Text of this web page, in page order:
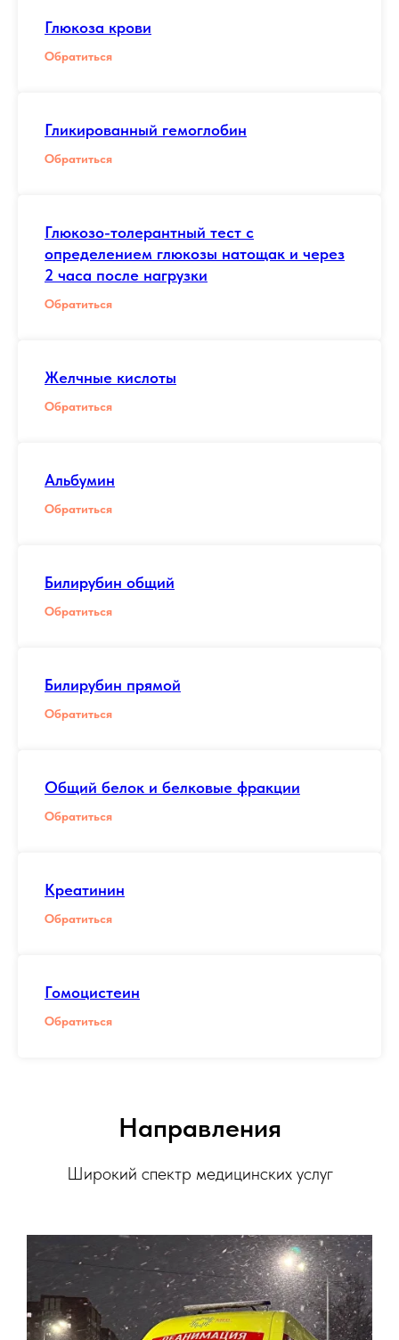
Глюкоза крови
Обратиться
Гликированный гемоглобин
Обратиться
Глюкозо-толерантный тест с
определением глюкозы натощак и через
2 часа после нагрузки
Обратиться
Желчные кислоты
Обратиться
Альбумин
Обратиться
Билирубин общий
Обратиться
Билирубин прямой
Обратиться
Общий белок и белковые фракции
Обратиться
Креатинин
Обратиться
Гомоцистеин
Обратиться
Направления
Широкий спектр медицинских услуг